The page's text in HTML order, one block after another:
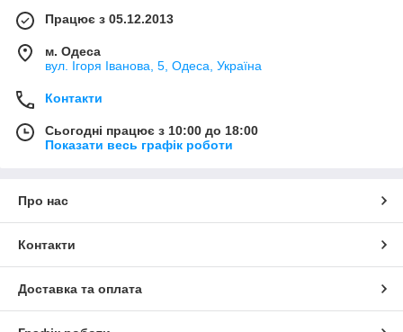
Працює з 05.12.2013
м. Одеса
вул. Ігоря Іванова, 5, Одеса, Україна
Контакти
Сьогодні працює з 10:00 до 18:00
Показати весь графік роботи
Про нас
Контакти
Доставка та оплата